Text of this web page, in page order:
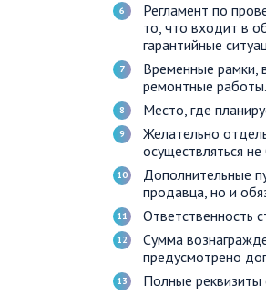
Регламент по
то, что входит в
гарантийные
Временные рамки,
ремонтные работы.
Место, где
Желательно
осуществляться не
Дополнительные
продавца, но и
Ответственность
Сумма
предусмотрено
Полные реквизиты